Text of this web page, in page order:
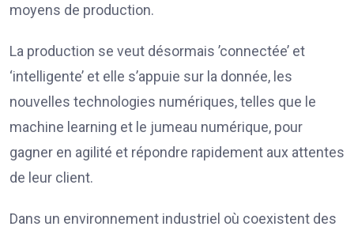
moyens de production.
La production se veut désormais ’connectée’ et
‘intelligente’ et elle s’appuie sur la donnée, les
nouvelles technologies numériques, telles que le
machine learning et le jumeau numérique, pour
gagner en agilité et répondre rapidement aux attentes
de leur client.
Dans un environnement industriel où coexistent des